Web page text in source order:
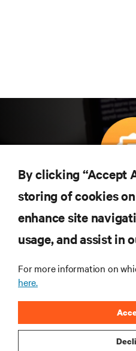
Subscreva para obter
Receba atualizações
mais importantes da
recentes e perspetivas
By clicking “Accept
storing of cookies
enhance site
usage, and assist in
For more information on
here.